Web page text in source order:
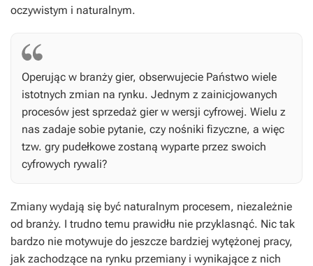
oczywistym i naturalnym.
Operując w branży gier, obserwujecie Państwo wiele
istotnych zmian na rynku. Jednym z zainicjowanych
procesów jest sprzedaż gier w wersji cyfrowej. Wielu z
nas zadaje sobie pytanie, czy nośniki fizyczne, a więc
tzw. gry pudełkowe zostaną wyparte przez swoich
cyfrowych rywali?
Zmiany wydają się być naturalnym procesem, niezależnie
od branży. I trudno temu prawidłu nie przyklasnąć. Nic tak
bardzo nie motywuje do jeszcze bardziej wytężonej pracy,
jak zachodzące na rynku przemiany i wynikające z nich